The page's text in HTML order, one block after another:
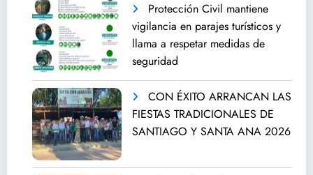
Protección Civil mantiene
vigilancia en parajes turísticos y
llama a respetar medidas de
seguridad
CON ÉXITO ARRANCAN LAS
FIESTAS TRADICIONALES DE
SANTIAGO Y SANTA ANA 2026